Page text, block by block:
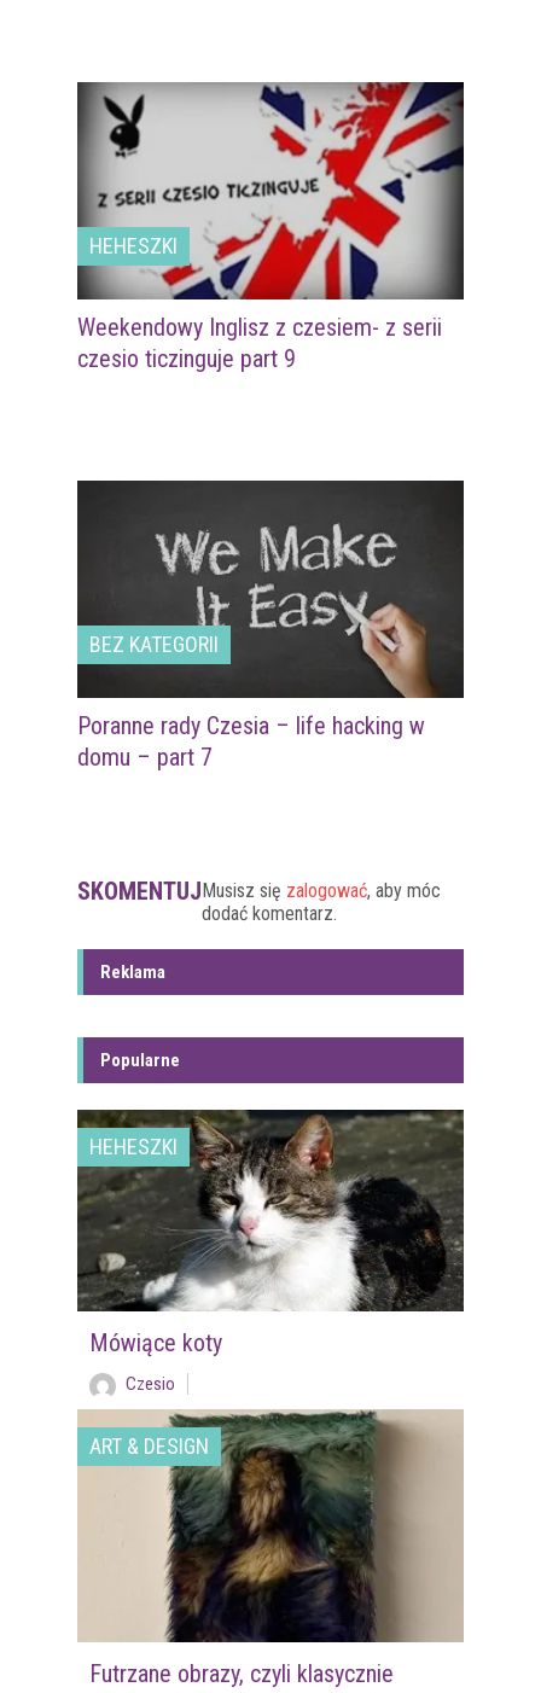
HEHESZKI
Weekendowy Inglisz z czesiem- z serii
czesio ticzinguje part 9
BEZ KATEGORII
Poranne rady Czesia – life hacking w
domu – part 7
SKOMENTUJMusisz się zalogować, aby móc
dodać komentarz.
Reklama
Popularne
HEHESZKI
Mówiące koty
Czesio
ART & DESIGN
Futrzane obrazy, czyli klasycznie